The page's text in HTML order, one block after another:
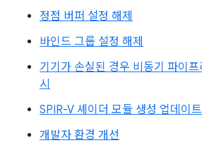
정점 버퍼 설정 해제
바인드 그룹 설정 해제
기기가 손실된 경우 비동기 파이
시
SPIR-V 셰이더 모듈 생성 업데이트
개발자 환경 개선